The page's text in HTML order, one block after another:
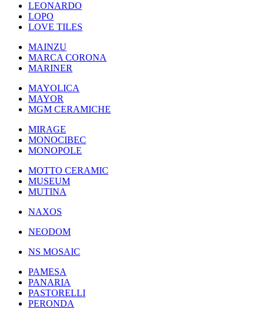
LEONARDO
LOPO
LOVE TILES
MAINZU
MARCA CORONA
MARINER
MAYOLICA
MAYOR
MGM CERAMICHE
MIRAGE
MONOCIBEC
MONOPOLE
MOTTO CERAMIC
MUSEUM
MUTINA
NAXOS
NEODOM
NS MOSAIC
PAMESA
PANARIA
PASTORELLI
PERONDA